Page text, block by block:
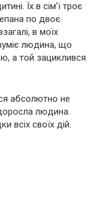
Їх в сім’ї троє
по двоє
в моїх
людина, що
а той зациклився
абсолютно не
людина.
всіх своїх дій.